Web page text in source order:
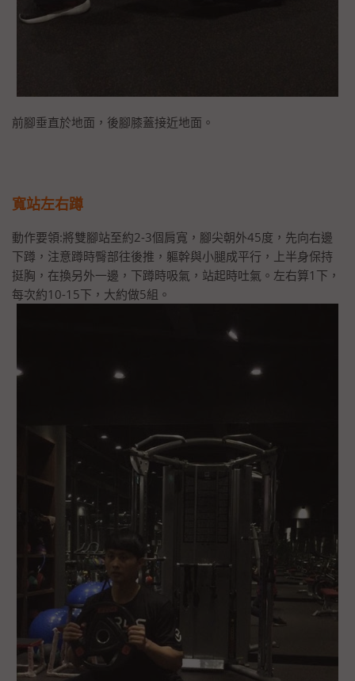
前腳垂直於地面，後腳膝蓋接近地面。
寬站左右蹲
動作要領:將雙腳站至約2-3個肩寬，腳尖朝外45度，先向右邊
下蹲，注意蹲時臀部往後推，軀幹與小腿成平行，上半身保持
挺胸，在換另外一邊，下蹲時吸氣，站起時吐氣。左右算1下，
每次約10-15下，大約做5組。